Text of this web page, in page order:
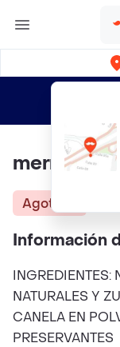
Agotado
Información
INGREDIENTES:
NATURALES Y
CANELA EN
PRESERVANTES